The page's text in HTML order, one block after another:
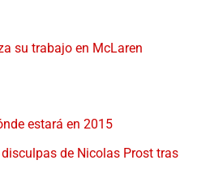
su trabajo en McLaren
estará en 2015
de Nicolas Prost tras